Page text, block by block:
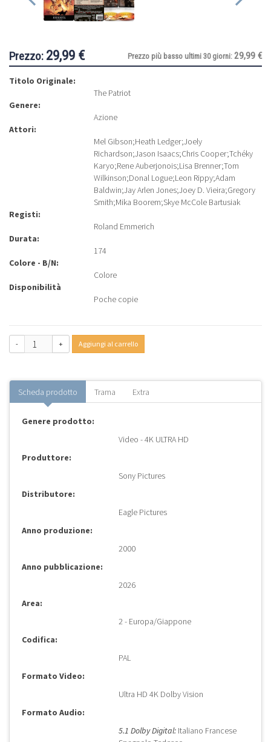
Prezzo: 29,99 € Prezzo più basso ultimi 30 giorni: 29,99 €
Titolo Originale:
The Patriot
Genere:
Azione
Attori:
Mel Gibson;Heath Ledger;Joely
Richardson;Jason Isaacs;Chris Cooper;Tchéky
Karyo;Rene Auberjonois;Lisa Brenner;Tom
Wilkinson;Donal Logue;Leon Rippy;Adam
Baldwin;Jay Arlen Jones;Joey D. Vieira;Gregory
Smith;Mika Boorem;Skye McCole Bartusiak
Registi:
Roland Emmerich
Durata:
174
Colore - B/N:
Colore
Disponibilità
Poche copie
- + Aggiungi al carrello
Scheda prodotto Trama Extra
Genere prodotto:
Video - 4K ULTRA HD
Produttore:
Sony Pictures
Distributore:
Eagle Pictures
Anno produzione:
2000
Anno pubblicazione:
2026
Area:
2 - Europa/Giappone
Codifica:
PAL
Formato Video:
Ultra HD 4K Dolby Vision
Formato Audio:
5.1 Dolby Digital: Italiano Francese